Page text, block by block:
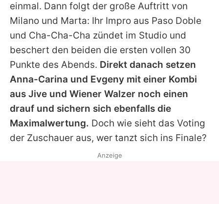
einmal. Dann folgt der große Auftritt von
Milano und Marta: Ihr Impro aus Paso Doble
und Cha-Cha-Cha zündet im Studio und
beschert den beiden die ersten vollen 30
Punkte des Abends. Direkt danach setzen
Anna-Carina und Evgeny mit einer Kombi
aus Jive und Wiener Walzer noch einen
drauf und sichern sich ebenfalls die
Maximalwertung. Doch wie sieht das Voting
der Zuschauer aus, wer tanzt sich ins Finale?
Anzeige